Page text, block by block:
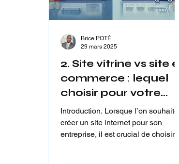
2. Site vitrine vs site e-
commerce : lequel
choisir pour votre
entreprise ?
Introduction. Lorsque l’on souhaite
créer un site internet pour son
entreprise, il est crucial de choisir la
Brice POTÉ
29 mars 2025